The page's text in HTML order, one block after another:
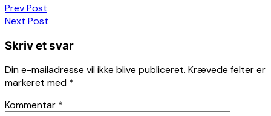
Indlægsnavigation
Prev Post
Next Post
Skriv et svar
Din e-mailadresse vil ikke blive publiceret. Krævede felter er
markeret med *
Kommentar *